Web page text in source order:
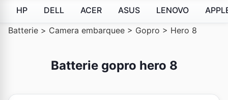
HP DELL ACER ASUS LENOVO
Batterie > Camera embarquee > Gopro > Hero 8
Batterie gopro hero 8